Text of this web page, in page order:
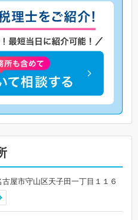
屋市守山区天子田一丁目１１６